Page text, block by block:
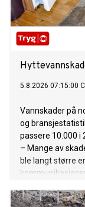
5.8.2026 07:15:00
Vannskader på
og
passere 10.000 i
– Mange av
ble langt større